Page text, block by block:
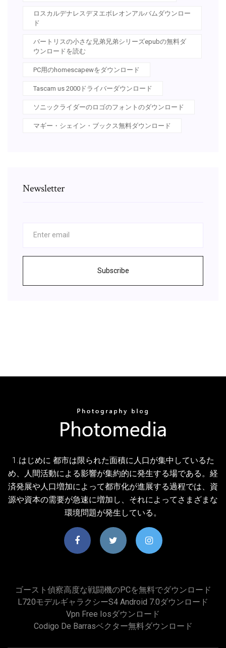
ロスカルデナレスデヌエボレオンアルバムダウンロー
ド
バートリスの小さな兄弟兄弟シリーズepubの無料ダ
ウンロードを読む
PC用のhomescapewをダウンロード
Tascam us 2000ドライバーダウンロード
ソニックライダーのロゴのフォントのダウンロード
マギー・シェイン・ブックス無料ダウンロード
Newsletter
Subscribe
1.はじめに 都市は限られた面積に人口が集中しているた
め、人間活動による影響が集約的に発生する場である。経
済発展や人口増加によって都市化が進展する過程では、資
源や資本の需要が急速に増加し、それによってさまざまな
環境問題が発生している。
ゴースト偵察高度な戦闘機のPCを無料でダウンロード
L720モデルギャラクシーS4 Android 7.0ダウンロード
Vpn Free Iosダウンロード
Codigo De Barrasベクター無料ダウンロード